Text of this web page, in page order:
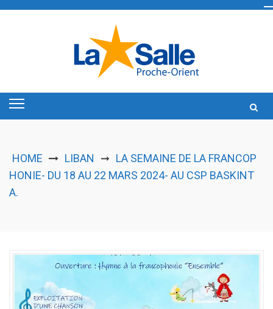
HOME LIBAN ➞ LA SEMAINE DE LA FRANCOP
HONIE- DU 18 AU 22 MARS 2024- AU CSP BASKINT
A.